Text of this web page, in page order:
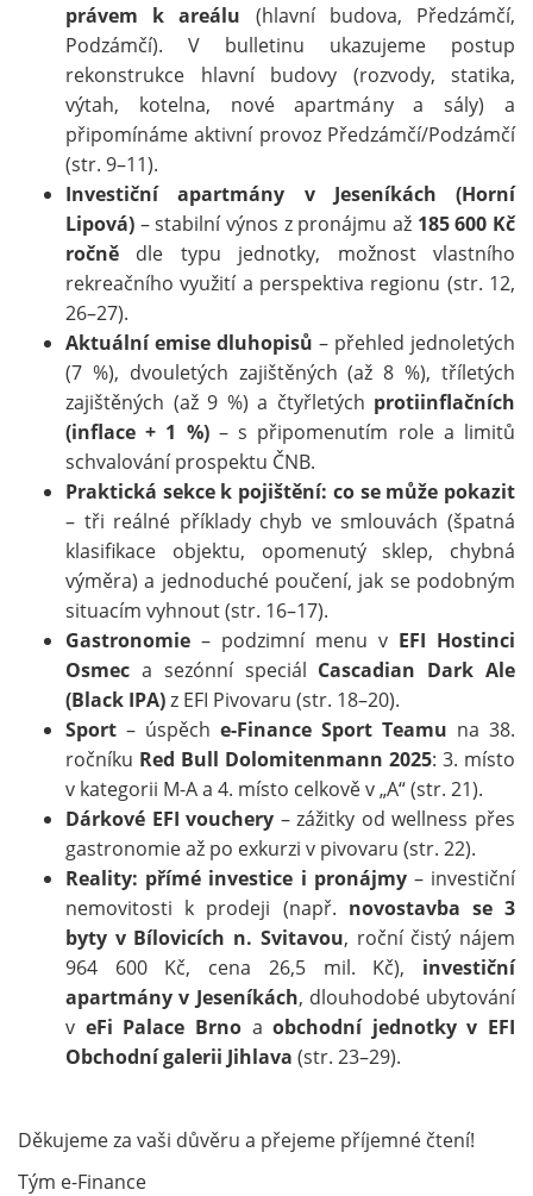
právem k areálu (hlavní budova, Předzámčí,
Podzámčí). V bulletinu ukazujeme postup
rekonstrukce hlavní budovy (rozvody, statika,
výtah, kotelna, nové apartmány a sály) a
připomínáme aktivní provoz Předzámčí/Podzámčí
(str. 9–11).
Investiční apartmány v Jeseníkách (Horní
Lipová) – stabilní výnos z pronájmu až 185 600 Kč
ročně dle typu jednotky, možnost vlastního
rekreačního využití a perspektiva regionu (str. 12,
26–27).
Aktuální emise dluhopisů – přehled jednoletých
(7 %), dvouletých zajištěných (až 8 %), tříletých
zajištěných (až 9 %) a čtyřletých protiinflačních
(inflace + 1 %)– s připomenutím role a limitů
schvalování prospektu ČNB.
Praktická sekce k pojištění: co se může pokazit
– tři reálné příklady chyb ve smlouvách (špatná
klasifikace objektu, opomenutý sklep, chybná
výměra) a jednoduché poučení, jak se podobným
situacím vyhnout (str. 16–17).
Gastronomie – podzimní menu v EFI Hostinci
Osmec a sezónní speciál Cascadian Dark Ale
(Black IPA)z EFI Pivovaru (str. 18–20).
Sport – úspěch e-Finance Sport Teamu na 38.
ročníku Red Bull Dolomitenmann 2025: 3. místo
v kategorii M-A a 4. místo celkově v „A“ (str. 21).
Dárkové EFI vouchery – zážitky od wellness přes
gastronomie až po exkurzi v pivovaru (str. 22).
Reality: přímé investice i pronájmy– investiční
nemovitosti k prodeji (např. novostavba se 3
byty v Bílovicích n. Svitavou, roční čistý nájem
964 600 Kč, cena 26,5 mil. Kč), investiční
apartmány v Jeseníkách, dlouhodobé ubytování
v eFi Palace Brnoaobchodní jednotky v EFI
Obchodní galerii Jihlava (str. 23–29).
Děkujeme za vaši důvěru a přejeme příjemné čtení!
Tým e-Finance